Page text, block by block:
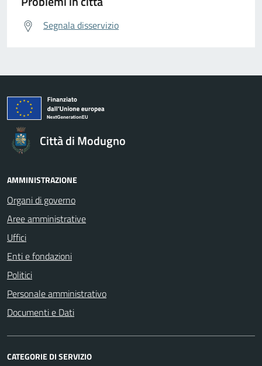
Segnala disservizio
Città di Modugno
AMMINISTRAZIONE
Organi di governo
Aree amministrative
Uffici
Enti e fondazioni
Politici
Personale amministrativo
Documenti e Dati
CATEGORIE DI SERVIZIO